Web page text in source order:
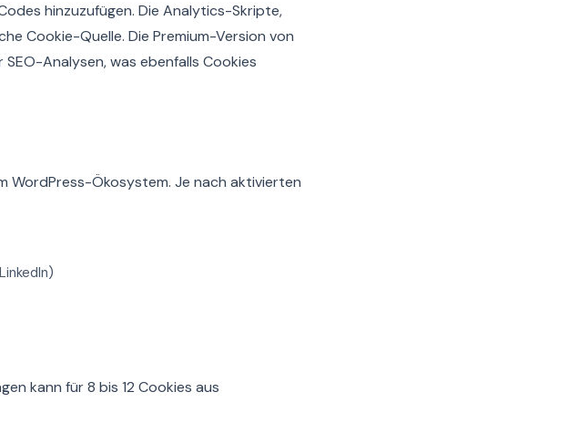
hinzuzufügen. Die Analytics-Skripte,
Cookie-Quelle. Die Premium-Version von
Analysen, was ebenfalls Cookies
Ökosystem. Je nach aktivierten
kann für 8 bis 12 Cookies aus